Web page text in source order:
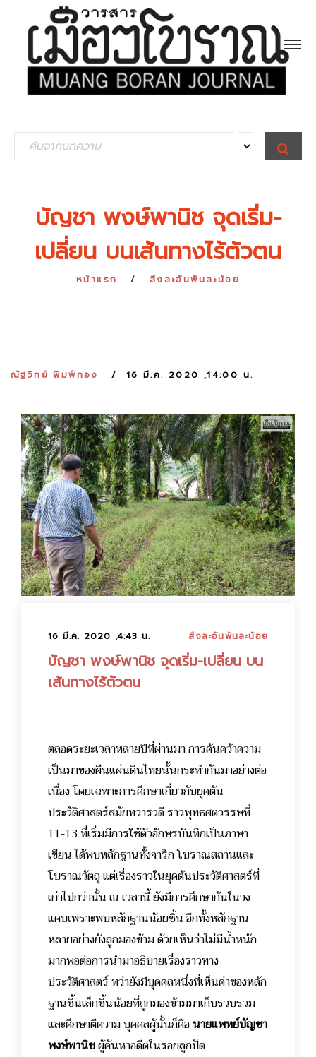
e
S
E
A
บัญชา พงษ์พานิช จุดเริ่ม-
เปลี่ยน บนเส้นทางไร้ตัวตน
หน้าแรก สิ่งละอันพันละน้อย
ณัฐวิทย์ พิมพ์ทอง 16 มี.ค. 2020 ,14:00 น.
16 มี.ค. 2020 ,4:43 น. สิ่งละอันพันละน้อย
บัญชา พงษ์พานิช จุดเริ่ม-เปลี่ยน บน
เส้นทางไร้ตัวตน
ตลอดระยะเวลาหลายปีที่ผ่านมา การค้นคว้าความ
เป็นมาของผืนแผ่นดินไทยนั้นกระทำกันมาอย่างต่อ
เนื่อง โดยเฉพาะการศึกษาเกี่ยวกับยุคต้น
ประวัติศาสตร์สมัยทวารวดี ราวพุทธศตวรรษที่
11-13 ที่เริ่มมีการใช้ตัวอักษรบันทึกเป็นภาษา
เขียน ได้พบหลักฐานทั้งจารึก โบราณสถานและ
โบราณวัตถุ แต่เรื่องราวในยุคต้นประวัติศาสตร์ที่
เก่าไปกว่านั้น ณ เวลานี้ ยังมีการศึกษากันในวง
แคบเพราะพบหลักฐานน้อยชิ้น อีกทั้งหลักฐาน
หลายอย่างยังถูกมองข้าม ด้วยเห็นว่าไม่มีน้ำหนัก
มากพอต่อการนำมาอธิบายเรื่องราวทาง
ประวัติศาสตร์ ทว่ายังมีบุคคลหนึ่งที่เห็นค่าของหลัก
ฐานชิ้นเล็กชิ้นน้อยที่ถูกมองข้ามมาเก็บรวบรวม
และศึกษาตีความบุคคลผู้นั้นก็คือนายแพทย์บัญชา
พงษ์พานิชผู้ค้นหาอดีตในรอยลูกปัด